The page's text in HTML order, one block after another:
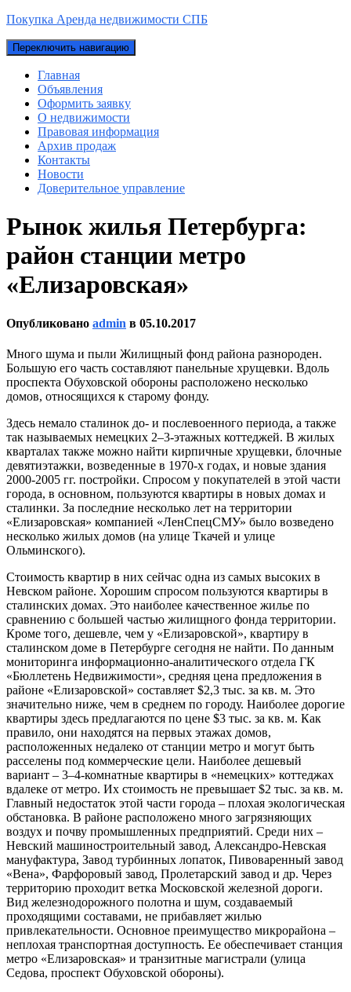
Покупка Аренда недвижимости СПБ
Переключить навигацию
Главная
Объявления
Оформить заявку
О недвижимости
Правовая информация
Архив продаж
Контакты
Новости
Доверительное управление
Рынок жилья Петербурга:
район станции метро
«Елизаровская»
Опубликовано admin в 05.10.2017
Много шума и пыли Жилищный фонд района разнороден.
Большую его часть составляют панельные хрущевки. Вдоль
проспекта Обуховской обороны расположено несколько
домов, относящихся к старому фонду.
Здесь немало сталинок до- и послевоенного периода, а также
так называемых немецких 2–3-этажных коттеджей. В жилых
кварталах также можно найти кирпичные хрущевки, блочные
девятиэтажки, возведенные в 1970-х годах, и новые здания
2000-2005 гг. постройки. Спросом у покупателей в этой части
города, в основном, пользуются квартиры в новых домах и
сталинки. За последние несколько лет на территории
«Елизаровская» компанией «ЛенСпецСМУ» было возведено
несколько жилых домов (на улице Ткачей и улице
Ольминского).
Стоимость квартир в них сейчас одна из самых высоких в
Невском районе. Хорошим спросом пользуются квартиры в
сталинских домах. Это наиболее качественное жилье по
сравнению с большей частью жилищного фонда территории.
Кроме того, дешевле, чем у «Елизаровской», квартиру в
сталинском доме в Петербурге сегодня не найти. По данным
мониторинга информационно-аналитического отдела ГК
«Бюллетень Недвижимости», средняя цена предложения в
районе «Елизаровской» составляет $2,3 тыс. за кв. м. Это
значительно ниже, чем в среднем по городу. Наиболее дорогие
квартиры здесь предлагаются по цене $3 тыс. за кв. м. Как
правило, они находятся на первых этажах домов,
расположенных недалеко от станции метро и могут быть
расселены под коммерческие цели. Наиболее дешевый
вариант – 3–4-комнатные квартиры в «немецких» коттеджах
вдалеке от метро. Их стоимость не превышает $2 тыс. за кв. м.
Главный недостаток этой части города – плохая экологическая
обстановка. В районе расположено много загрязняющих
воздух и почву промышленных предприятий. Среди них –
Невский машиностроительный завод, Александро-Невская
мануфактура, Завод турбинных лопаток, Пивоваренный завод
«Вена», Фарфоровый завод, Пролетарский завод и др. Через
территорию проходит ветка Московской железной дороги.
Вид железнодорожного полотна и шум, создаваемый
проходящими составами, не прибавляет жилью
привлекательности. Основное преимущество микрорайона –
неплохая транспортная доступность. Ее обеспечивает станция
метро «Елизаровская» и транзитные магистрали (улица
Седова, проспект Обуховской обороны).